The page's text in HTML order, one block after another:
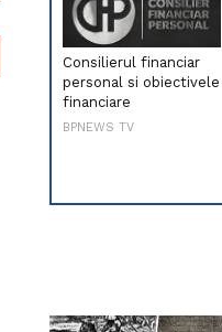
Consilierul financiar
personal si obiectivele
financiare
BPNEWS TV